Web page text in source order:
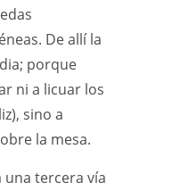
De allí la
porque
ni a licuar los
sino a
la mesa.
una tercera vía